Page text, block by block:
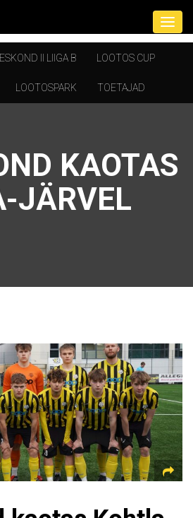
II LIIGA B LOOTOS CUP
LOOTOSPARK TOETAJAD
KAOTAS
JÄRVEL